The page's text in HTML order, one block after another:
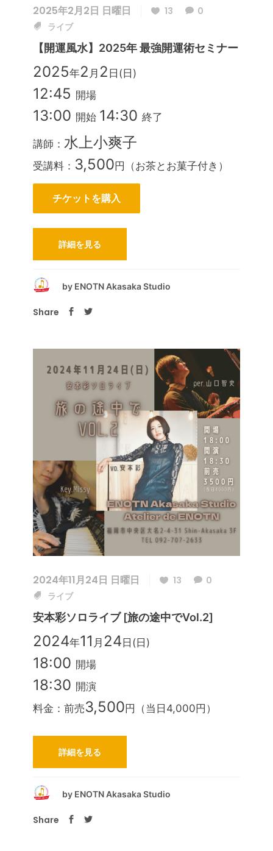
2025年2月2日 日曜日 13
0
ライブ
【開運風水】2025年 最強開運術セミナー
2025年2 月 2 日(日)
12:45 開場
13:00 開始 14:30 終了
講師： 水上小爽子
受講料： 3,500 円（お茶とお菓子付き）
チケットを購入
詳細を見る
by ENOTN Akasaka Studio
Share
2024年11月24日 日曜日 13
0
ライブ
安本彩ソロライブ [旅の途中でvol.2]
2024年11 月 24 日(日)
18:00 開場
18:30 開演
料金：前売3,500 円（当日4,000円）
詳細を見る
by ENOTN Akasaka Studio
Share